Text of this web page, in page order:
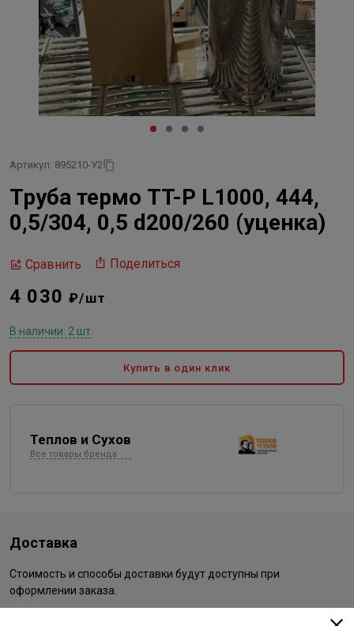
Артикул: 895210-У2
Труба термо TT-P L1000, 444,
0,5/304, 0,5 d200/260 (уценка)
Сравнить Поделиться
4 030₽/шт
В наличии: 2 шт
Купить в один клик
Теплов и Сухов
Все товары бренда
Доставка
Стоимость и способы доставки будут доступны при
оформлении заказа.